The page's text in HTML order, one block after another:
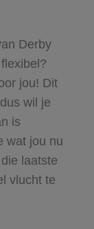
Derby
jou! Dit
wil je
is
wat jou nu
laatste
vlucht te